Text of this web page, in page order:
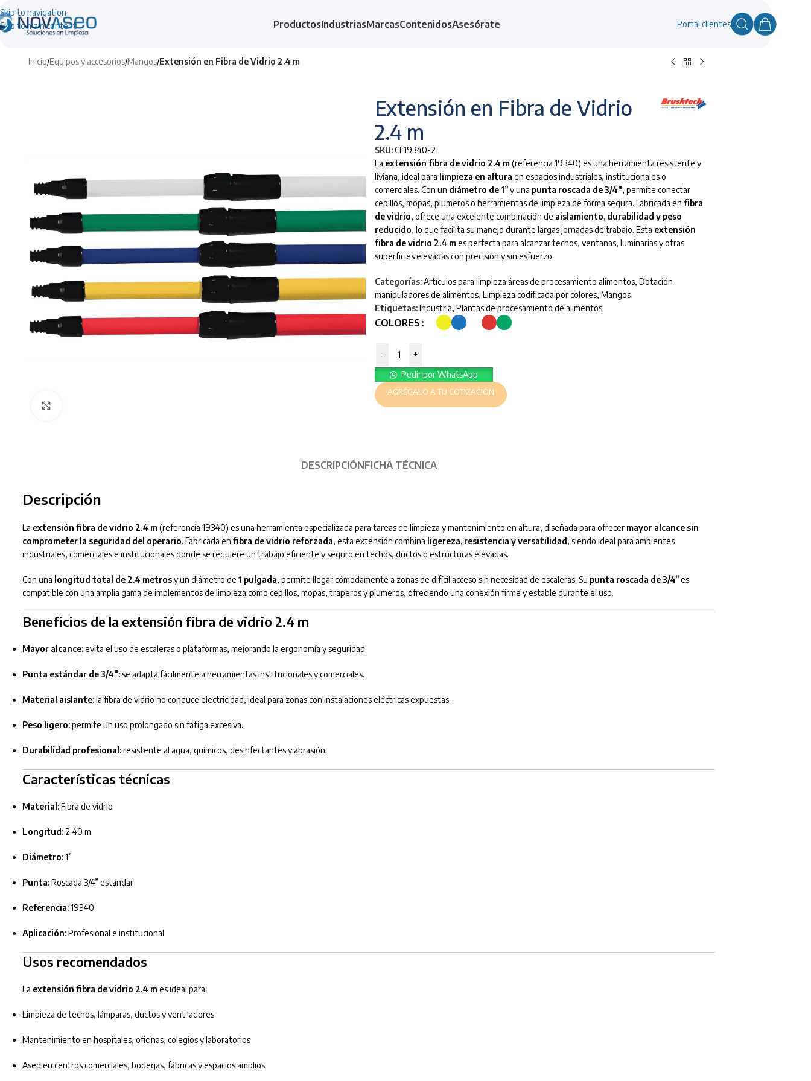
Skip to navigation
Skip to main content
ProductosIndustriasMarcasContenidosAsesórate Portal clientes
Inicio/Equipos y accesorios/Mangos/Extensión en Fibra de Vidrio 2.4 m
Extensión en Fibra de Vidrio
2.4 m
SKU:CF19340-2
La extensión fibra de vidrio 2.4 m(referencia 19340) es una herramienta resistente y
liviana, ideal para limpieza en altura en espacios industriales, institucionales o
comerciales. Con un diámetro de 1”y una punta roscada de 3/4″, permite conectar
cepillos, mopas, plumeros o herramientas de limpieza de forma segura. Fabricada en fibra
de vidrio, ofrece una excelente combinación de aislamiento, durabilidad y peso
reducido, lo que facilita su manejo durante largas jornadas de trabajo. Esta extensión
fibra de vidrio 2.4 mes perfecta para alcanzar techos, ventanas, luminarias y otras
superficies elevadas con precisión y sin esfuerzo.
Categorías:Artículos para limpieza áreas de procesamiento alimentos, Dotación
manipuladores de alimentos, Limpieza codificada por colores, Mangos
Etiquetas:Industria, Plantas de procesamiento de alimentos
COLORES
-
+
Pedir por WhatsApp
AGRÉGALO A TU COTIZACIÓN
DESCRIPCIÓNFICHA TÉCNICA
Descripción
La extensión fibra de vidrio 2.4 m(referencia 19340) es una herramienta especializada para tareas de limpieza y mantenimiento en altura, diseñada para ofrecer mayor alcance sin
comprometer la seguridad del operario. Fabricada en fibra de vidrio reforzada, esta extensión combina ligereza, resistencia y versatilidad , siendo ideal para ambientes
industriales, comerciales e institucionales donde se requiere un trabajo eficiente y seguro en techos, ductos o estructuras elevadas.
Con una longitud total de 2.4 metrosy un diámetro de 1 pulgada, permite llegar cómodamente a zonas de difícil acceso sin necesidad de escaleras. Su punta roscada de 3/4”es
compatible con una amplia gama de implementos de limpieza como cepillos, mopas, traperos y plumeros, ofreciendo una conexión firme y estable durante el uso.
Beneficios de la extensión fibra de vidrio 2.4 m
Mayor alcance:evita el uso de escaleras o plataformas, mejorando la ergonomía y seguridad.
Punta estándar de 3/4″:se adapta fácilmente a herramientas institucionales y comerciales.
Material aislante:la fibra de vidrio no conduce electricidad, ideal para zonas con instalaciones eléctricas expuestas.
Peso ligero:permite un uso prolongado sin fatiga excesiva.
Durabilidad profesional:resistente al agua, químicos, desinfectantes y abrasión.
Características técnicas
Material:Fibra de vidrio
Longitud:2.40 m
Diámetro:1”
Punta:Roscada 3/4” estándar
Referencia:19340
Aplicación:Profesional e institucional
Usos recomendados
La extensión fibra de vidrio 2.4 mes ideal para:
Limpieza de techos, lámparas, ductos y ventiladores
Mantenimiento en hospitales, oficinas, colegios y laboratorios
Aseo en centros comerciales, bodegas, fábricas y espacios amplios